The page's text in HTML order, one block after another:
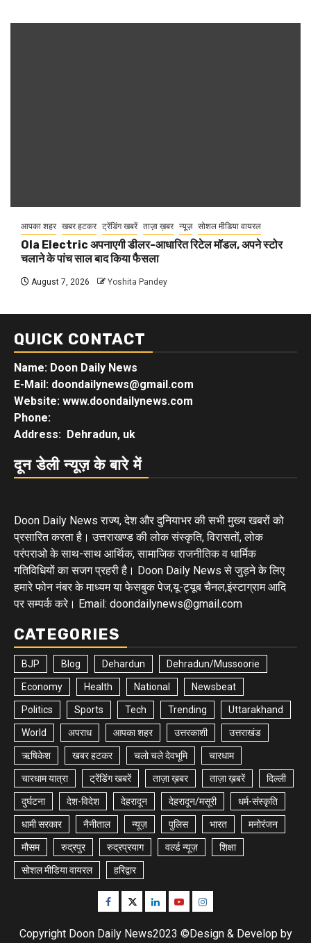
आपका शहर खबर हटकर ट्रेंडिंग खबरें ताज़ा ख़बर न्यूज़ सोशल मीडिया वायरल
Ola Electric अपनाएगी डीलर-आधारित रिटेल मॉडल, अपने स्टोर
चलाने के पांच साल बाद किया फैसला
August 7, 2026 Yoshita Pandey
QUICK CONTACT
Name: Doon Daily News
E-Mail: doondailynews@gmail.com
Website: www.doondailynews.com
Phone:
Address: Dehradun, uk
दून डेली न्यूज़ के बारे में
Doon Daily News राज्य, देश और दुनियाभर की सभी मुख्य खबरों को
प्रसारित करता है। उत्तराखण्ड की लोक संस्कृति, विरासतों, लोक
परंपराओ के साथ-साथ आर्थिक, सामाजिक राजनीतिक व धार्मिक
गतिविधियों का सजग प्रहरी है। Doon Daily News से जुड़ने के लिए
हमारे फोन नंबर के माध्यम या फेसबुक पेज,यू-ट्यूब चैनल,इंस्टाग्राम आदि
पर सम्पर्क करे। Email: doondailynews@gmail.com
CATEGORIES
BJP Blog Dehardun Dehradun/Mussoorie
Economy Health National Newsbeat
Politics Sports Tech Trending Uttarakhand
World अपराध आपका शहर उत्तरकाशी उत्तराखंड
ऋषिकेश खबर हटकर चलो चले देवभूमि चारधाम
चारधाम यात्रा ट्रेंडिंग खबरें ताज़ा ख़बर ताज़ा ख़बरें दिल्ली
दुर्घटना देश-विदेश देहरादून देहरादून/मसूरी धर्म-संस्कृति
धामी सरकार नैनीताल न्यूज़ पुलिस भारत मनोरंजन
मौसम रुद्रपुर रुद्रप्रयाग वर्ल्ड न्यूज़ शिक्षा
सोशल मीडिया वायरल हरिद्वार
Facebook
TwitterLinkedinYoutubeInstagram
Copyright Doon Daily News2023 ©Design & Develop by